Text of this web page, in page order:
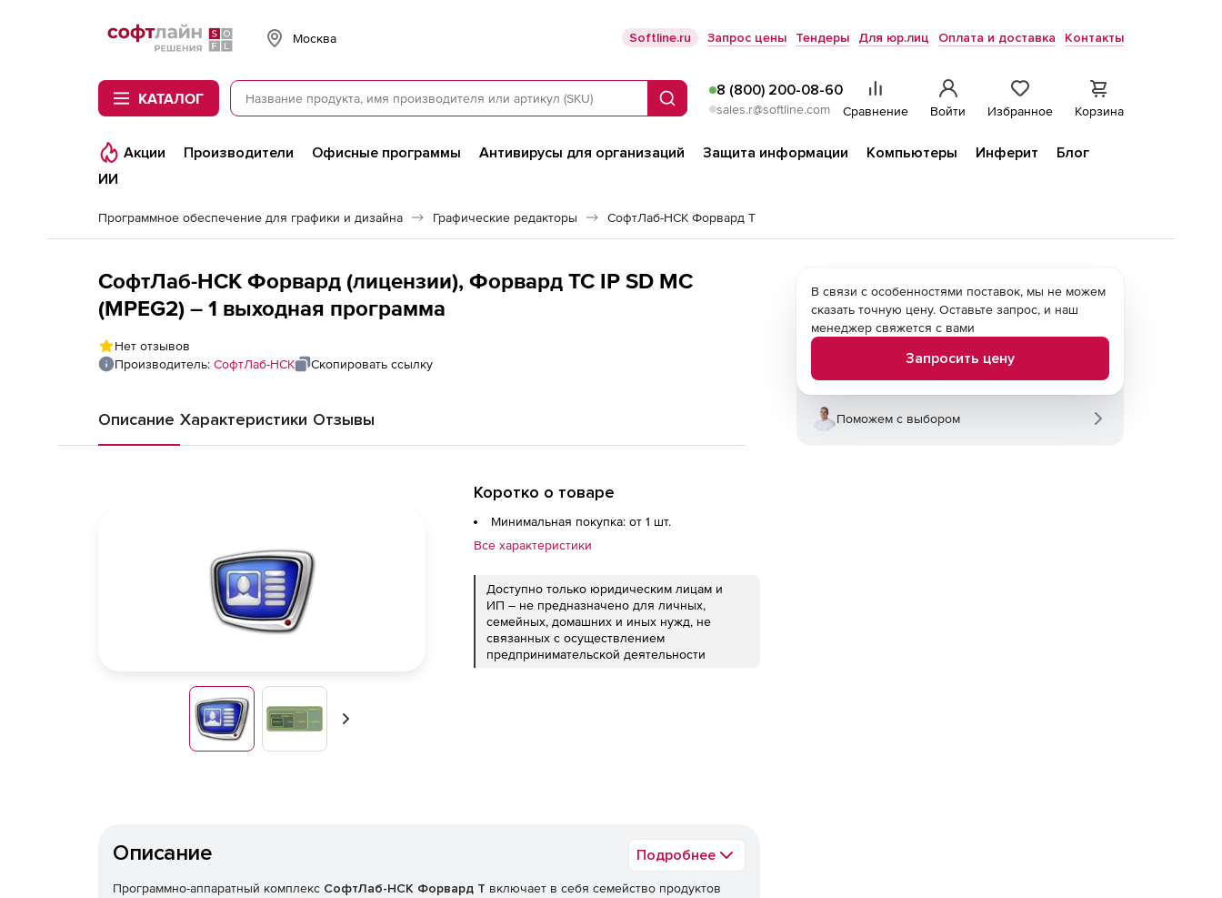
Softline
Москва Softline.ru Запрос цены Тендеры Для юр.лиц Оплата и доставка Контакты
КАТАЛОГ Поиск
8 (800) 200-08-60
sales.r@softline.com Сравнение Войти Избранное Корзина
Акции Производители Офисные программы Антивирусы для организаций Защита информации Компьютеры Инферит
Блог
ИИ
Программное обеспечение для графики и дизайна Графические редакторы СофтЛаб-НСК Форвард Т
СофтЛаб-НСК Форвард (лицензии), Форвард ТС IP SD MC
(MPEG2) – 1 выходная программа
Нет отзывов
Производитель: СофтЛаб-НСК Скопировать ссылку
Описание Характеристики Отзывы
Вперед
Коротко о товаре
Минимальная покупка: от 1 шт.
Все характеристики
Доступно только юридическим лицам и
ИП – не предназначено для личных,
семейных, домашних и иных нужд, не
связанных с осуществлением
предпринимательской деятельности
Описание Подробнее
Программно-аппаратный комплекс СофтЛаб-НСК Форвард Т включает в себя семейство продуктов
В связи с особенностями поставок, мы не можем
сказать точную цену. Оставьте запрос, и наш
менеджер свяжется с вами
Запросить цену
Поможем с выбором